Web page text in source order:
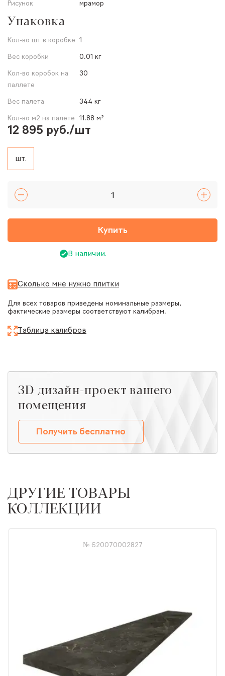
Рисунок
мрамор
Упаковка
Кол-во шт в коробке 1
Вес коробки
0.01 кг
Кол-во коробок на
паллете
30
Вес палета
344 кг
Кол-во м2 на палете 11.88 м²
12 895 руб./шт
шт.
Купить
В наличии.
Сколько мне нужно плитки
Для всех товаров приведены номинальные размеры,
фактические размеры соответствуют калибрам.
Таблица калибров
ЗD дизайн-проект вашего
помещения
Получить бесплатно
ДРУГИЕ ТОВАРЫ
КОЛЛЕКЦИИ
№ 620070002827